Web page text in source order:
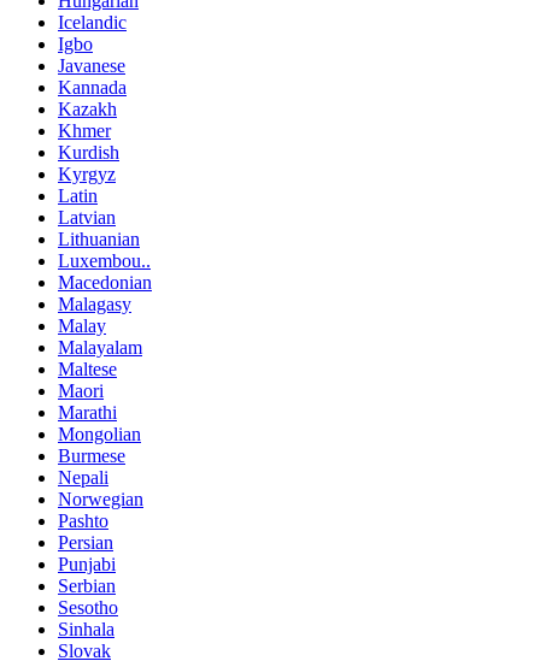
Icelandic
Igbo
Javanese
Kannada
Kazakh
Khmer
Kurdish
Kyrgyz
Latin
Latvian
Lithuanian
Luxembou..
Macedonian
Malagasy
Malay
Malayalam
Maltese
Maori
Marathi
Mongolian
Burmese
Nepali
Norwegian
Pashto
Persian
Punjabi
Serbian
Sesotho
Sinhala
Slovak